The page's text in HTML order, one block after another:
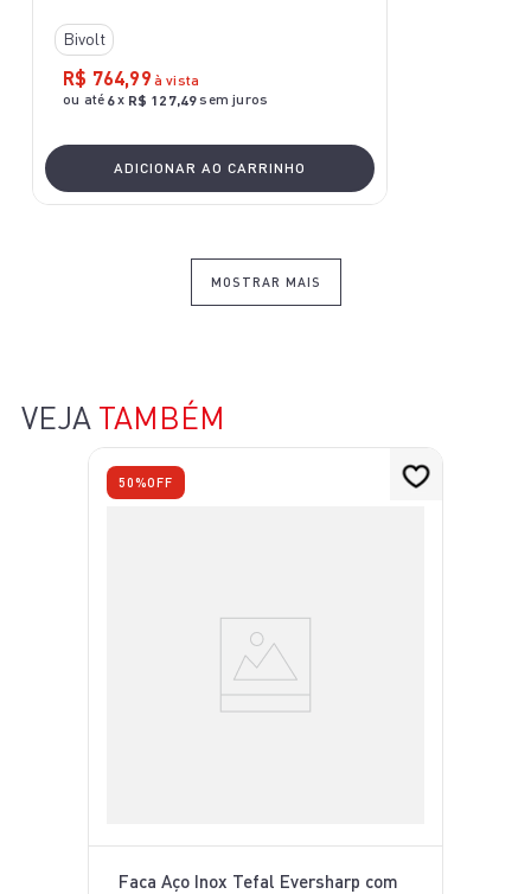
Bivolt
R$ 764,99 à vista
ou até 6x R$ 127,49sem juros
ADICIONAR AO CARRINHO
MOSTRAR MAIS
VEJA TAMBÉM
50%OFF
Faca Aço Inox Tefal Eversharp com